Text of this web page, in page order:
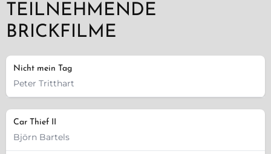
TEILNEHMENDE
BRICKFILME
Nicht mein Tag
Peter Tritthart
Car Thief II
Björn Bartels